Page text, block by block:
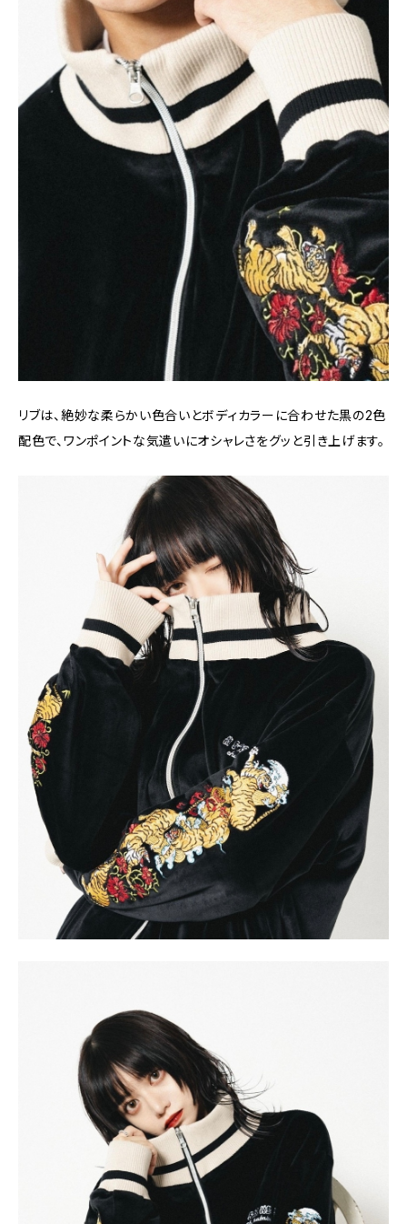
リブは、絶妙な柔らかい色合いとボディカラーに合わせた黒の2色
配色で、ワンポイントな気遣いにオシャレさをグッと引き上げます。